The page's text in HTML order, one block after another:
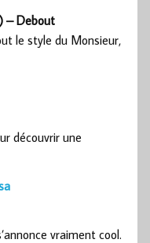
– Debout
le style du Monsieur,
découvrir une
vraiment cool.